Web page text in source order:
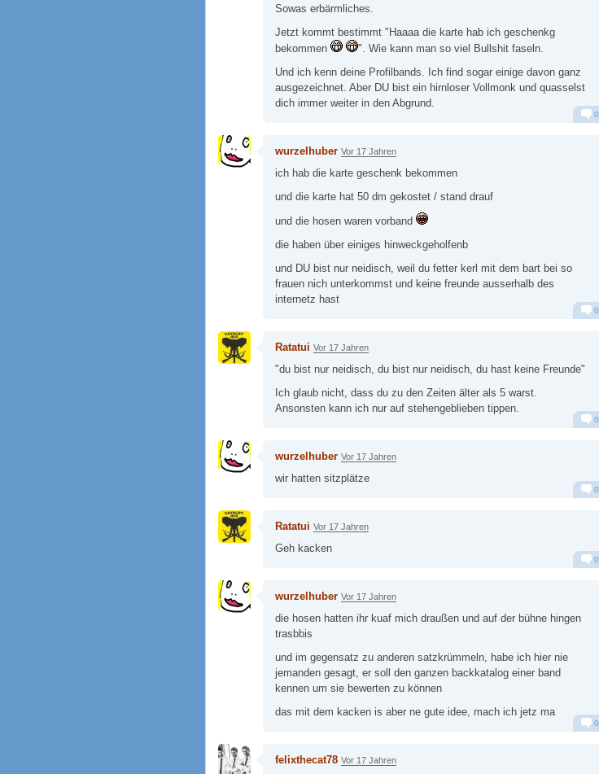
Sowas erbärmliches.
Jetzt kommt bestimmt "Haaaa die karte hab ich geschenkg
bekommen
". Wie kann man so viel Bullshit faseln.
Und ich kenn deine Profilbands. Ich find sogar einige davon ganz
ausgezeichnet. Aber DU bist ein hirnloser Vollmonk und quasselst
dich immer weiter in den Abgrund.
0
wurzelhuber Vor 17 Jahren
ich hab die karte geschenk bekommen
und die karte hat 50 dm gekostet / stand drauf
und die hosen waren vorband
die haben über einiges hinweckgeholfenb
und DU bist nur neidisch, weil du fetter kerl mit dem bart bei so
frauen nich unterkommst und keine freunde ausserhalb des
internetz hast
0
Ratatui Vor 17 Jahren
"du bist nur neidisch, du bist nur neidisch, du hast keine Freunde"
Ich glaub nicht, dass du zu den Zeiten älter als 5 warst.
Ansonsten kann ich nur auf stehengeblieben tippen.
0
wurzelhuber Vor 17 Jahren
wir hatten sitzplätze
0
Ratatui Vor 17 Jahren
Geh kacken
0
wurzelhuber Vor 17 Jahren
die hosen hatten ihr kuaf mich draußen und auf der bühne hingen
trasbbis
und im gegensatz zu anderen satzkrümmeln, habe ich hier nie
jemanden gesagt, er soll den ganzen backkatalog einer band
kennen um sie bewerten zu können
das mit dem kacken is aber ne gute idee, mach ich jetz ma
0
felixthecat78 Vor 17 Jahren